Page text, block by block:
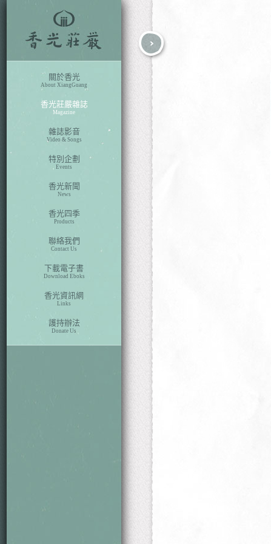
關於香光
About XiangGuang
香光莊嚴雜誌
Magazine
雜誌影音
Video & Songs
特別企劃
Events
香光新聞
News
香光四季
Products
聯絡我們
Contact Us
下載電子書
Download Eboks
香光資訊網
Links
護持辦法
Donate Us